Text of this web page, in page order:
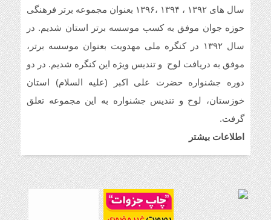
سال های ۱۳۹۲ ، ۱۳۹۴ ،۱۳۹۶ بعنوان مجموعه برتر فرهنگی
حوزه جوان موفق به کسب موسسه برتر استان شدیم. در
سال ۱۳۹۲ در کنگره ملی مهدویت بعنوان موسسه برتر،
موفق به دریافت لوح و تندیس ویژه این کنگره شدیم. در دو
دوره جشنواره حضرت علی اکبر (علیه السلام) استان
خوزستان، لوح و تندیس جشنواره به این مجموعه تعلق
گرفت.
اطلاعات بیشتر